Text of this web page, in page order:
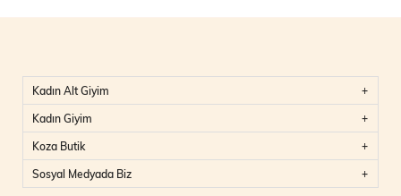
Kadın Alt Giyim
Kadın Giyim
Koza Butik
Sosyal Medyada Biz